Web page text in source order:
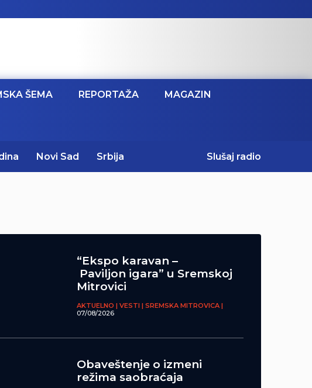
ŠEMA REPORTAŽA MAGAZIN
Novi Sad Srbija Slušaj radio
“Ekspo karavan –
Paviljon igara” u Sremskoj
Mitrovici
AKTUELNO | VESTI | SREMSKA MITROVICA |
07/08/2026
Obaveštenje o izmeni
režima saobraćaja